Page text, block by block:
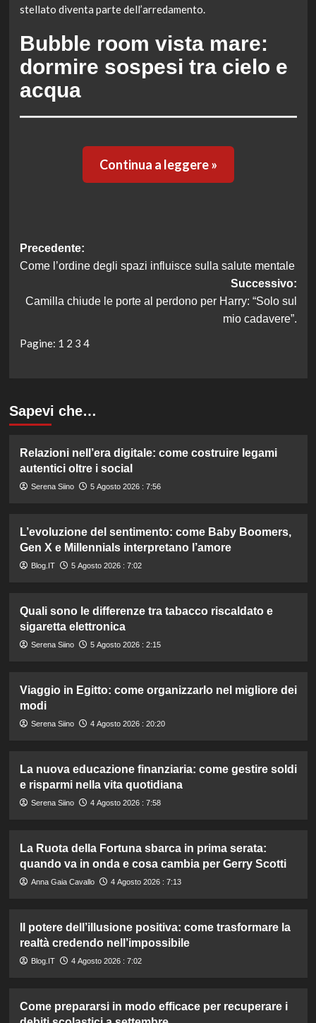
stellato diventa parte dell’arredamento.
Bubble room vista mare:
dormire sospesi tra cielo e
acqua
Continua a leggere »
Navigazione
articolo
Precedente:
Come l’ordine degli spazi influisce sulla salute mentale
Successivo:
Camilla chiude le porte al perdono per Harry: “Solo sul
mio cadavere”.
Pagine: 1 2 3 4
Sapevi che…
Relazioni nell’era digitale: come costruire legami
autentici oltre i social
Serena Siino 5 Agosto 2026 : 7:56
L’evoluzione del sentimento: come Baby Boomers,
Gen X e Millennials interpretano l’amore
Blog.IT 5 Agosto 2026 : 7:02
Quali sono le differenze tra tabacco riscaldato e
sigaretta elettronica
Serena Siino 5 Agosto 2026 : 2:15
Viaggio in Egitto: come organizzarlo nel migliore dei
modi
Serena Siino 4 Agosto 2026 : 20:20
La nuova educazione finanziaria: come gestire soldi
e risparmi nella vita quotidiana
Serena Siino 4 Agosto 2026 : 7:58
La Ruota della Fortuna sbarca in prima serata:
quando va in onda e cosa cambia per Gerry Scotti
Anna Gaia Cavallo 4 Agosto 2026 : 7:13
Il potere dell’illusione positiva: come trasformare la
realtà credendo nell’impossibile
Blog.IT 4 Agosto 2026 : 7:02
Come prepararsi in modo efficace per recuperare i